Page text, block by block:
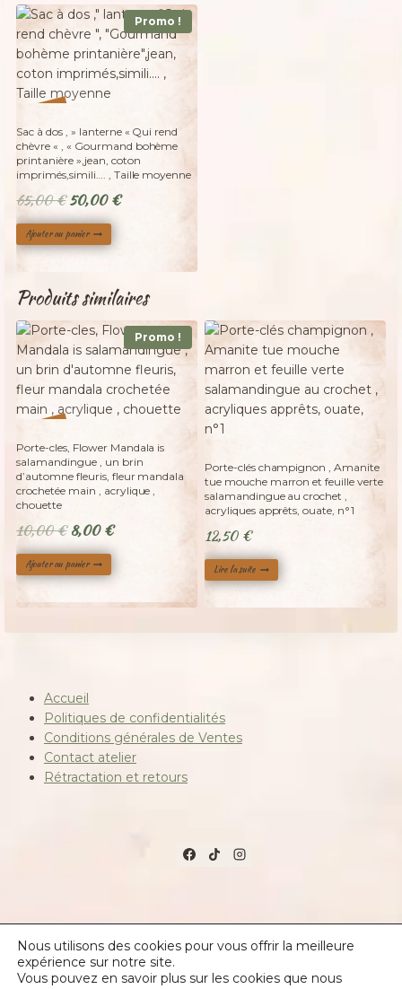
145,00 €.100,00 €.
Promo !
- 23
Sac à dos , » lanterne « Qui rend
chèvre « , « Gourmand bohème
printanière »,jean, coton
imprimés,simili…. , Taille moyenne
65,00€ Le
prix
initial
65,00 €.
50,00€Le
Ajouter au panier
Produits similaires
Promo !
Porte-cles, Flower Mandala is
salamandingue , un brin
d’automne fleuris, fleur mandala
crochetée main , acrylique ,
chouette
10,00€ Le
prix
initial
8,00€Le
prix
actuel
Ajouter au panier
Adopté
Porte-clés champignon , Amanite
tue mouche marron et feuille verte
salamandingue au crochet ,
acryliques apprêts, ouate, n°1
12,50 €
Lire la suite
Accueil
Politiques de confidentialités
Conditions générales de Ventes
Contact atelier
Rétractation et retours
© 2026 Les créations de la salamandre
https://les-creations-de-la-salamandre.fr
Nous utilisons des cookies pour vous offrir la meilleure
expérience sur notre site.
Vous pouvez en savoir plus sur les cookies que nous